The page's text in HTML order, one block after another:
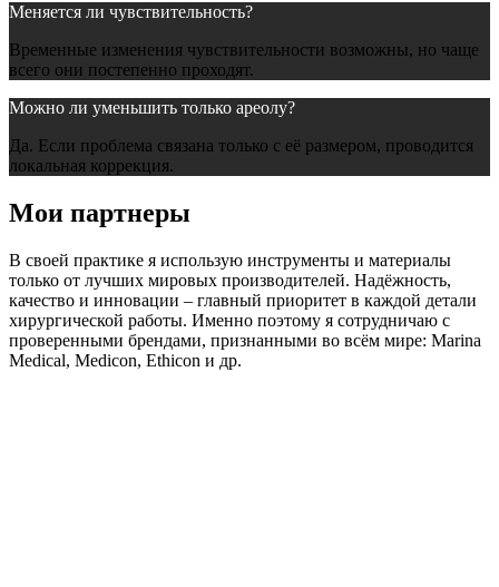
Меняется ли чувствительность?
Временные изменения чувствительности возможны, но чаще
всего они постепенно проходят.
Можно ли уменьшить только ареолу?
Да. Если проблема связана только с её размером, проводится
локальная коррекция.
Мои партнеры
В своей практике я использую инструменты и материалы
только от лучших мировых производителей. Надёжность,
качество и инновации – главный приоритет в каждой детали
хирургической работы. Именно поэтому я сотрудничаю с
проверенными брендами, признанными во всём мире: Marina
Medical, Medicon, Ethicon и др.